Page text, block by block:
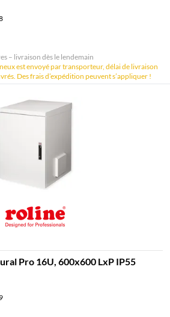
– livraison dès le lendemain
est envoyé par transporteur, délai de livraison
Des frais d’expédition peuvent s’appliquer !
Pro 16U, 600x600 LxP IP55